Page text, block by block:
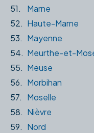
51.
Marne
52. Haute-Marne
53. Mayenne
54. Meurthe-et-
55. Meuse
56. Morbihan
57.
Moselle
58. Nièvre
59. Nord